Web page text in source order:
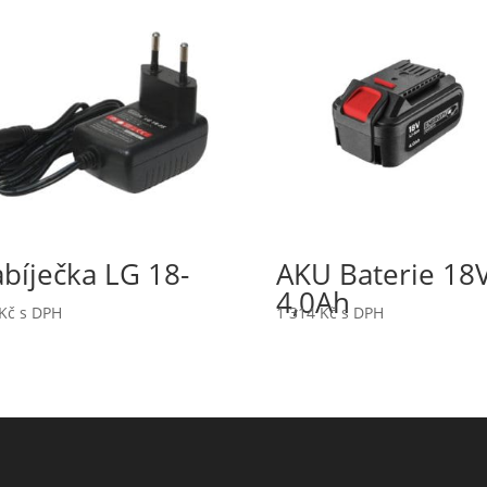
LG 18-
s DPH
AKU Baterie
4,0Ah
1 314Kč s DPH